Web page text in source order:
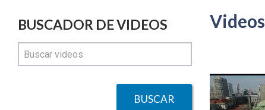
BUSCADOR DE VIDEOS Videos